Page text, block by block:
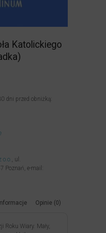
Katolickiego
dni przed obniżką:
o.o., ul.
Poznań, e-mail:
Opinie (0)
Roku Wiary. Mały,